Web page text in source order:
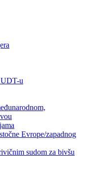
u
Evrope/zapadnog
sudom za bivšu